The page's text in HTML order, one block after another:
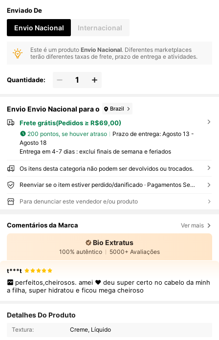
Enviado De
Envio Nacional Internacional
Este é um produtoEnvio Nacional. Diferentes marketplaces
terão diferentes taxas de frete, prazo de entrega e atividades.
Quantidade:
Envio Envio Nacional para o Brazil
Frete grátis(Pedidos ≥ R$69,00)
200 pontos, se houver atraso Prazo de entrega: Agosto 13 -
Agosto 18
Entrega em 4-7 dias : exclui finais de semana e feriados
Os itens desta categoria não podem ser devolvidos ou trocados.
Reenviar se o item estiver perdido/danificado · Pagamentos Seguros · Proteção de privacidade
Para denunciar este vendedor e/ou produto
Comentários da Marca Ver mais
Bio Extratus
100% autêntico 5000+ Avaliações
t***t
perfeitos,cheirosos. amei ❤️ deu super certo no cabelo da minh
a filha, super hidratou e ficou mega cheiroso
Detalhes Do Produto
Textura: Creme, Líquido